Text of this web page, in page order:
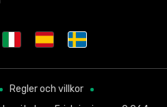
Regler och villkor